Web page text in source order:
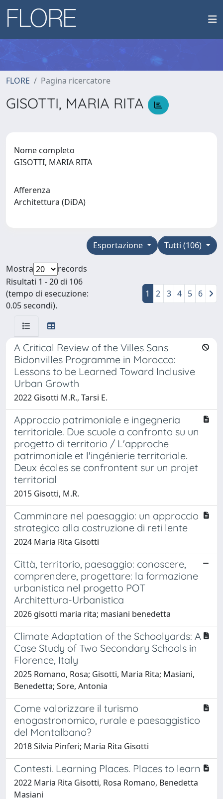
FLORE Pagina ricercatore
GISOTTI, MARIA RITA
Nome completo
GISOTTI, MARIA RITA
Afferenza
Architettura (DiDA)
Tutti (106)
Esportazione
Mostra
records
Risultati 1 - 20 di 106
(tempo di esecuzione:
0.05 secondi).
1 2 3 4 5 6
A Critical Review of the Villes Sans
Bidonvilles Programme in Morocco:
Lessons to be Learned Toward Inclusive
Urban Growth
2022 Gisotti M.R., Tarsi E.
Approccio patrimoniale e ingegneria
territoriale. Due scuole a confronto su un
progetto di territorio / L'approche
patrimoniale et l'ingénierie territoriale.
Deux écoles se confrontent sur un projet
territorial
2015 Gisotti, M.R.
Camminare nel paesaggio: un approccio
strategico alla costruzione di reti lente
2024 Maria Rita Gisotti
Città, territorio, paesaggio: conoscere,
comprendere, progettare: la formazione
urbanistica nel progetto POT
Architettura-Urbanistica
2026 gisotti maria rita; masiani benedetta
Climate Adaptation of the Schoolyards: A
Case Study of Two Secondary Schools in
Florence, Italy
2025 Romano, Rosa; Gisotti, Maria Rita; Masiani,
Benedetta; Sore, Antonia
Come valorizzare il turismo
enogastronomico, rurale e paesaggistico
del Montalbano?
2018 Silvia Pinferi; Maria Rita Gisotti
Contesti. Learning Places. Places to learn
2022 Maria Rita Gisotti, Rosa Romano, Benedetta
Masiani